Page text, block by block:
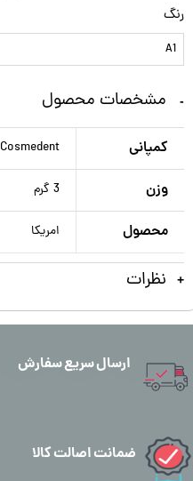
رنگ
A1
مشخصات محصول
کمپانی Cosmedent
وزن 3 گرم
محصول امریکا
نظرات
ارسال سریع سفارش
ضمانت اصالت کالا